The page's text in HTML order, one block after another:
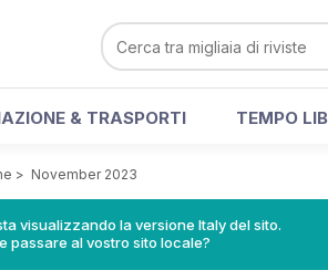
& TRASPORTI TEMPO
> November 2023
visualizzando la versione Italy del sito.
passare al vostro sito locale?